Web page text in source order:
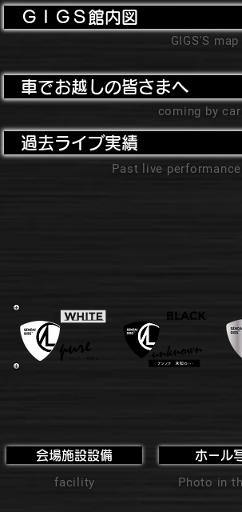
ＧＩＧＳ館内図
GIGS'S map
車でお越しの皆さまへ
coming by car
過去ライブ実績
Past live performance
会場施設設備
facility
ホール
Photo in